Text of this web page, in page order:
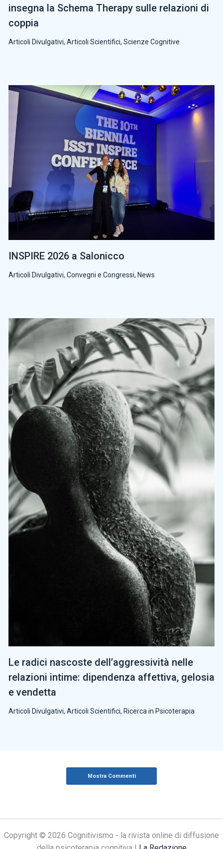
insegna la Schema Therapy sulle relazioni di
coppia
Articoli Divulgativi, Articoli Scientifici, Scienze Cognitive
INSPIRE 2026 a Salonicco
Articoli Divulgativi, Convegni e Congressi, News
Le radici nascoste dell’aggressività nelle
relazioni intime: dipendenza affettiva, gelosia
e vendetta
Articoli Divulgativi, Articoli Scientifici, Ricerca in Psicoterapia
Mostra Commenti
Copyright © 2026 Cognitivismo - la rivista online di diffusione